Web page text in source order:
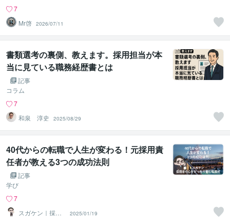
7
Mr啓 2026/07/11
書類選考の裏側、教えます。採用担当が本
当に見ている職務経歴書とは
記事
コラム
7
和泉 淳史
2025/08/29
40代からの転職で人生が変わる！元採用責
任者が教える3つの成功法則
記事
学び
7
スガケン｜採用
者の心をがっち
2025/01/19